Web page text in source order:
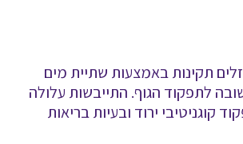
תקינות באמצעות שתיית מים
לתפקוד הגוף. התייבשות עלולה
קוגניטיבי ירוד ובעיות בריאות